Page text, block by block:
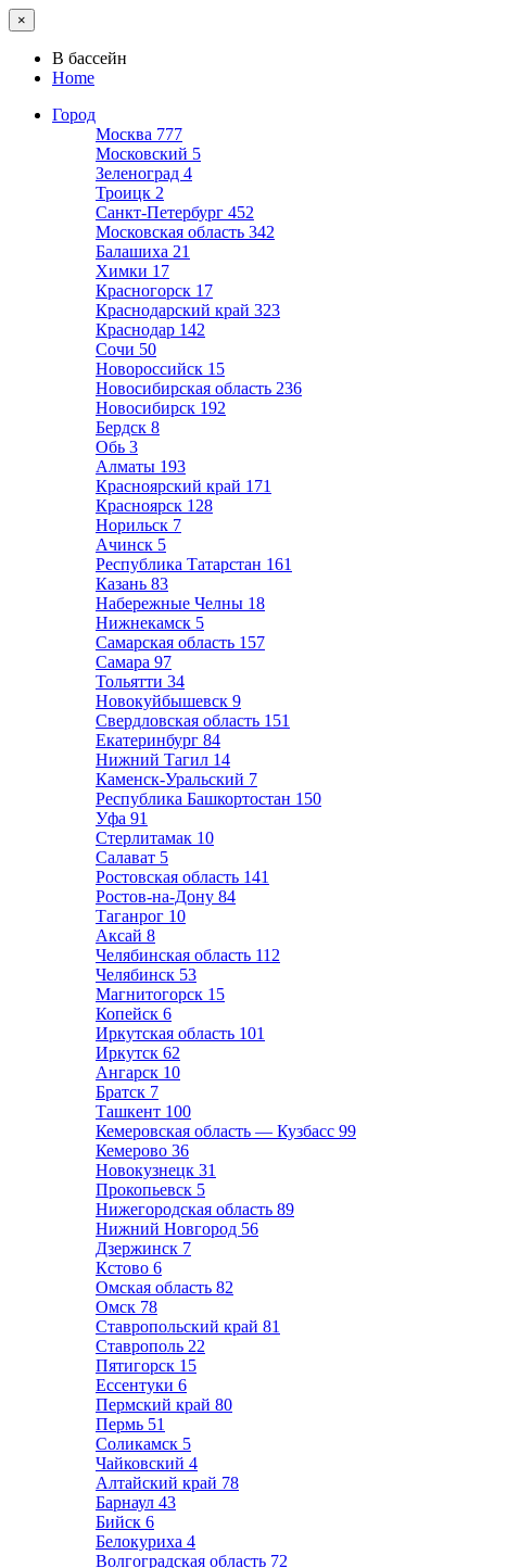
×
В бассейн
Home
Город
Москва 777
Московский 5
Зеленоград 4
Троицк 2
Санкт-Петербург 452
Московская область 342
Балашиха 21
Химки 17
Красногорск 17
Краснодарский край 323
Краснодар 142
Сочи 50
Новороссийск 15
Новосибирская область 236
Новосибирск 192
Бердск 8
Обь 3
Алматы 193
Красноярский край 171
Красноярск 128
Норильск 7
Ачинск 5
Республика Татарстан 161
Казань 83
Набережные Челны 18
Нижнекамск 5
Самарская область 157
Самара 97
Тольятти 34
Новокуйбышевск 9
Свердловская область 151
Екатеринбург 84
Нижний Тагил 14
Каменск-Уральский 7
Республика Башкортостан 150
Уфа 91
Стерлитамак 10
Салават 5
Ростовская область 141
Ростов-на-Дону 84
Таганрог 10
Аксай 8
Челябинская область 112
Челябинск 53
Магнитогорск 15
Копейск 6
Иркутская область 101
Иркутск 62
Ангарск 10
Братск 7
Ташкент 100
Кемеровская область — Кузбасс 99
Кемерово 36
Новокузнецк 31
Прокопьевск 5
Нижегородская область 89
Нижний Новгород 56
Дзержинск 7
Кстово 6
Омская область 82
Омск 78
Ставропольский край 81
Ставрополь 22
Пятигорск 15
Ессентуки 6
Пермский край 80
Пермь 51
Соликамск 5
Чайковский 4
Алтайский край 78
Барнаул 43
Бийск 6
Белокуриха 4
Волгоградская область 72